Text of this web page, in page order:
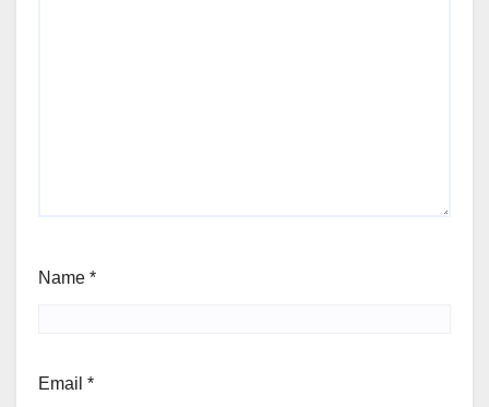
Name *
Email *